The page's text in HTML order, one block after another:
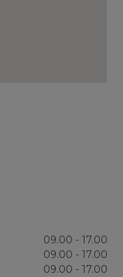
09.00 - 17.00
09.00 - 17.00
09.00 - 17.00